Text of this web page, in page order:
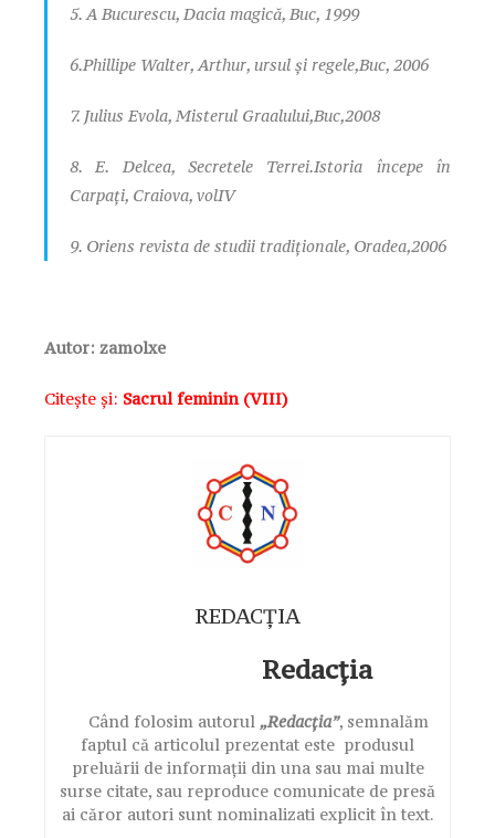
5. A Bucurescu, Dacia magică, Buc, 1999
6.Phillipe Walter, Arthur, ursul şi regele,Buc, 2006
7. Julius Evola, Misterul Graalului,Buc,2008
8. E. Delcea, Secretele Terrei.Istoria începe în
Carpaţi, Craiova, volIV
9. Oriens revista de studii tradiţionale, Oradea,2006
Autor: zamolxe
Citește și: Sacrul feminin (VIII)
REDACȚIA
Redacția
Când folosim autorul „Redacția”, semnalăm
faptul că articolul prezentat este produsul
preluării de informații din una sau mai multe
surse citate, sau reproduce comunicate de presă
ai căror autori sunt nominalizati explicit în text.